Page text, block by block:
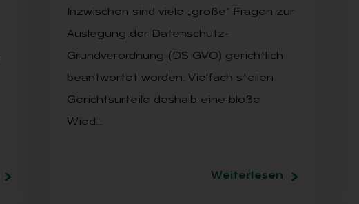
Inzwischen sind viele „große“ Fragen zur
Auslegung der Datenschutz-
Grundverordnung (DS GVO) gerichtlich
beantwortet worden. Vielfach stellen
Gerichtsurteile deshalb eine bloße
Wied…
Weiterlesen